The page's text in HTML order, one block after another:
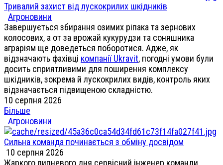
Тривалий захист від лускокрилих шкідників
Агроновини
Завершується збирання озимих ріпака та зернових
колосових, а от за врожай кукурудзи та соняшника
аграріям ще доведеться поборотися. Адже, як
відзначають фахівці компанії Ukravit, погодні умови були
досить сприятливими для поширення комплексу
шкідників, зокрема й лускокрилих видів, контроль яких
відзначається підвищеною складністю.
10 серпня 2026
Більше
Агроновини
Сильна команда починається з обміну досвідом
10 серпня 2026
Жаркого липневого дня сервісний інженер команди